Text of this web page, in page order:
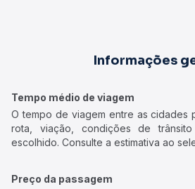
Informações
Tempo médio de viagem
O tempo de viagem entre as cidades
rota, viação, condições de
escolhido. Consulte a estimativa ao
Preço da passagem